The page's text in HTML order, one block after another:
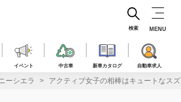
イベント 中古車 新車カタログ 自動車求人
検索 MENU
ーシエラ アクティブ女子の相棒はキュートなス